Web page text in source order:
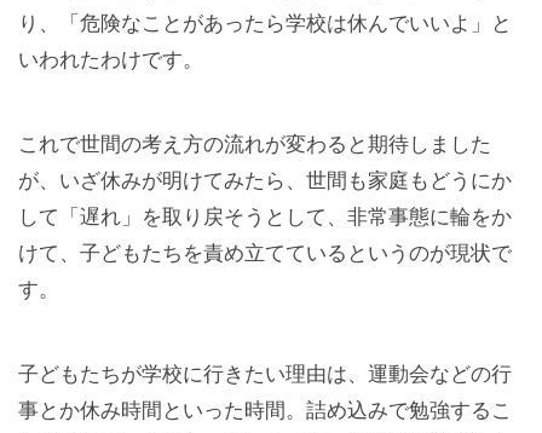
り、「危険なことがあったら学校は休んでいいよ」と
いわれたわけです。
これで世間の考え方の流れが変わると期待しました
が、いざ休みが明けてみたら、世間も家庭もどうにか
して「遅れ」を取り戻そうとして、非常事態に輪をか
けて、子どもたちを責め立てているというのが現状で
す。
子どもたちが学校に行きたい理由は、運動会などの行
事とか休み時間といった時間。詰め込みで勉強するこ